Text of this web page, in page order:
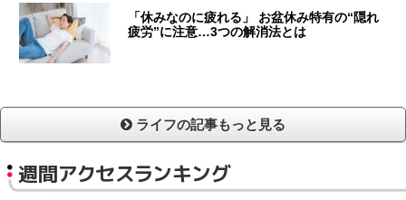
「休みなのに疲れる」 お盆休み特有の“隠れ
疲労”に注意…3つの解消法とは
ライフの記事もっと見る
週間アクセスランキング